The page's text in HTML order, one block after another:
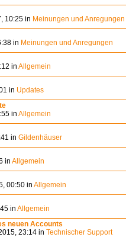
10:25 in Meinungen und Anregungen
in Meinungen und Anregungen
in Allgemein
in Updates
in Allgemein
in Gildenhäuser
in Allgemein
00:50 in Allgemein
in Allgemein
neuen Accounts
23:14 in Technischer Support